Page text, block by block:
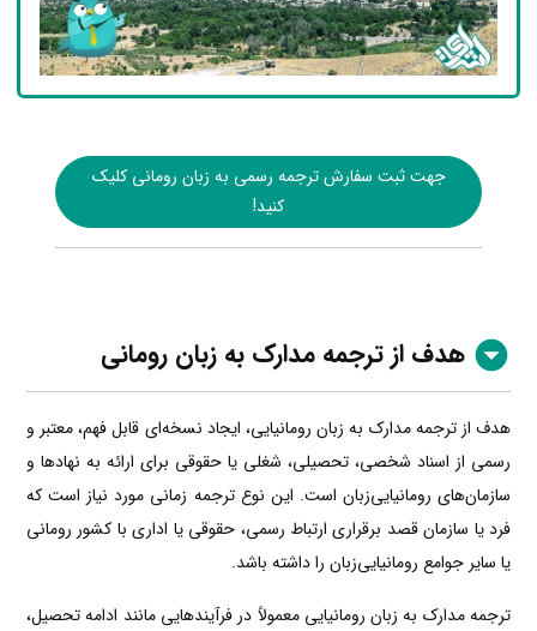
جهت ثبت سفارش ترجمه رسمی به زبان رومانی کلیک
کنید!
هدف از ترجمه مدارک به زبان رومانی
هدف از ترجمه مدارک به زبان رومانیایی، ایجاد نسخه‌ای قابل فهم، معتبر و
رسمی از اسناد شخصی، تحصیلی، شغلی یا حقوقی برای ارائه به نهادها و
سازمان‌های رومانیایی‌زبان است. این نوع ترجمه زمانی مورد نیاز است که
فرد یا سازمان قصد برقراری ارتباط رسمی، حقوقی یا اداری با کشور رومانی
یا سایر جوامع رومانیایی‌زبان را داشته باشد.
ترجمه مدارک به زبان رومانیایی معمولاً در فرآیندهایی مانند ادامه تحصیل،